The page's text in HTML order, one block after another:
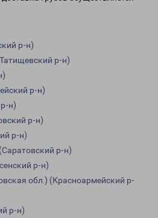
р-н)
р-н)
р-н)
н)
р-н)
р-н)
р-н)
р-н)
обл.) (Красноармейский р-
р-н)